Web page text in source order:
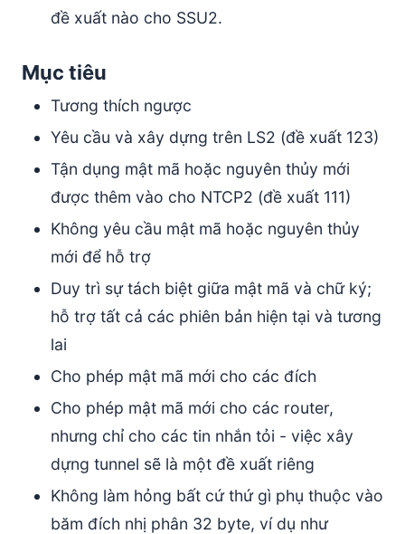
đề xuất nào cho SSU2.
Mục tiêu
Tương thích ngược
Yêu cầu và xây dựng trên LS2 (đề xuất 123)
Tận dụng mật mã hoặc nguyên thủy mới
được thêm vào cho NTCP2 (đề xuất 111)
Không yêu cầu mật mã hoặc nguyên thủy
mới để hỗ trợ
Duy trì sự tách biệt giữa mật mã và chữ ký;
hỗ trợ tất cả các phiên bản hiện tại và tương
lai
Cho phép mật mã mới cho các đích
Cho phép mật mã mới cho các router,
nhưng chỉ cho các tin nhắn tỏi - việc xây
dựng tunnel sẽ là một đề xuất riêng
Không làm hỏng bất cứ thứ gì phụ thuộc vào
băm đích nhị phân 32 byte, ví dụ như